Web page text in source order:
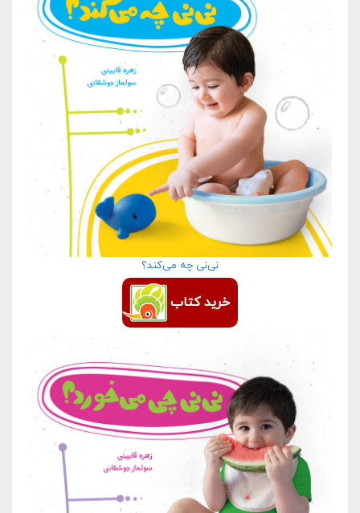
نی‌نی چه می‌کند؟
خرید کتاب